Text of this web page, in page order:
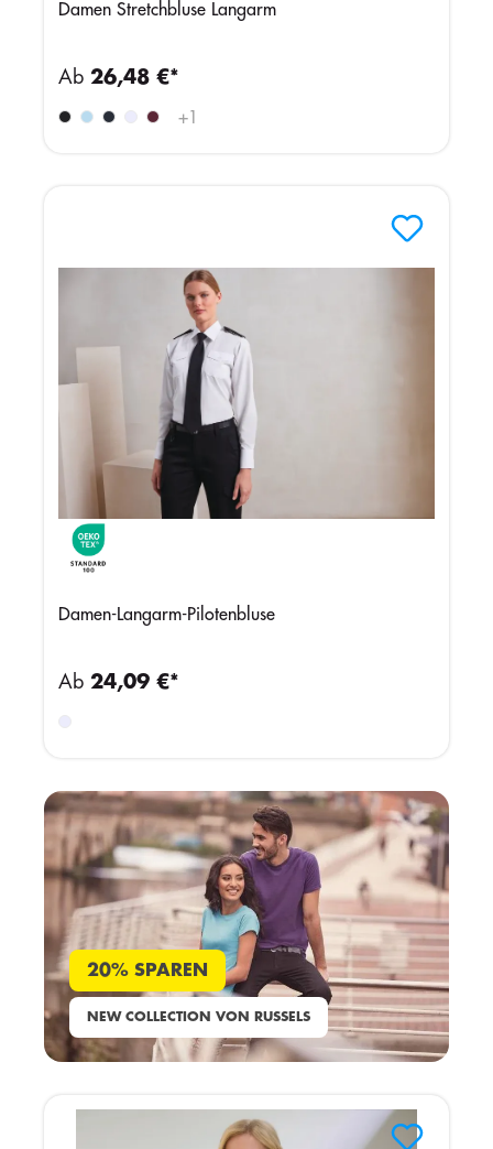
Damen Stretchbluse Langarm
+1
Ab 26,48 €*
Damen-Langarm-Pilotenbluse
Ab 24,09 €*
20% SPAREN
NEW COLLECTION VON RUSSELS